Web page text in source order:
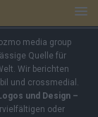
media group
Quelle für
Wir berichten
und crossmedial.
und Design –
oder